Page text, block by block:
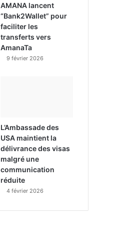
AMANA lancent
“Bank2Wallet” pour
faciliter les
transferts vers
AmanaTa
9 février 2026
L’Ambassade des
USA maintient la
délivrance des visas
malgré une
communication
réduite
4 février 2026